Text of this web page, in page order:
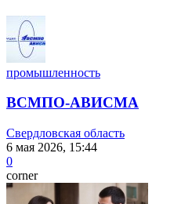
промышленность
ВСМПО-АВИСМА
Свердловская область
6 мая 2026, 15:44
0
corner